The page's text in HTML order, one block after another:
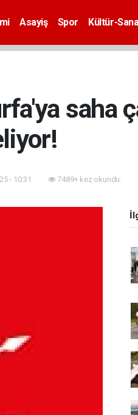
Asayiş Spor Kültür-
saha
- 10:31 7489+ kez okundu.